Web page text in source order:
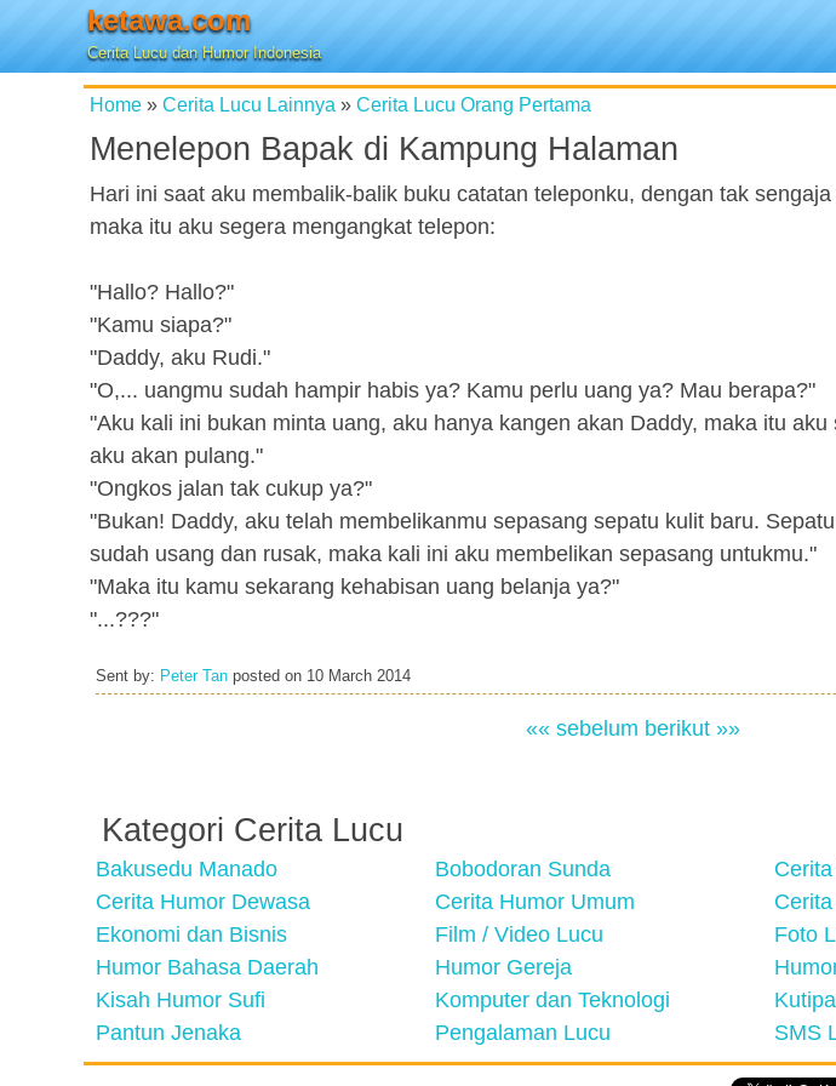
ketawa.com
Cerita Lucu dan Humor Indonesia
Home » Cerita Lucu Lainnya » Cerita Lucu Orang Pertama
Menelepon Bapak di Kampung Halaman
Hari ini saat aku membalik-balik buku catatan teleponku, dengan tak
maka itu aku segera mengangkat telepon:
"Hallo? Hallo?"
"Kamu siapa?"
"Daddy, aku Rudi."
"O,... uangmu sudah hampir habis ya? Kamu perlu uang ya? Mau berapa?"
"Aku kali ini bukan minta uang, aku hanya kangen akan Daddy, maka itu
aku akan pulang."
"Ongkos jalan tak cukup ya?"
"Bukan! Daddy, aku telah membelikanmu sepasang sepatu kulit baru.
sudah usang dan rusak, maka kali ini aku membelikan sepasang untukmu."
"Maka itu kamu sekarang kehabisan uang belanja ya?"
"...???"
Sent by: Peter Tan posted on 10 March 2014
«« sebelum berikut »»
Kategori Cerita Lucu
Bakusedu Manado Bobodoran Sunda
Cerita Humor Dewasa
Cerita Humor Umum
Ekonomi dan Bisnis
Film / Video Lucu Foto
Humor Bahasa Daerah
Humor Gereja
Kisah Humor Sufi
Komputer dan Teknologi
Pantun Jenaka
Pengalaman Lucu SMS